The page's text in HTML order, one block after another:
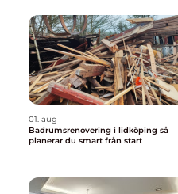
01. aug
Badrumsrenovering i lidköping så
planerar du smart från start